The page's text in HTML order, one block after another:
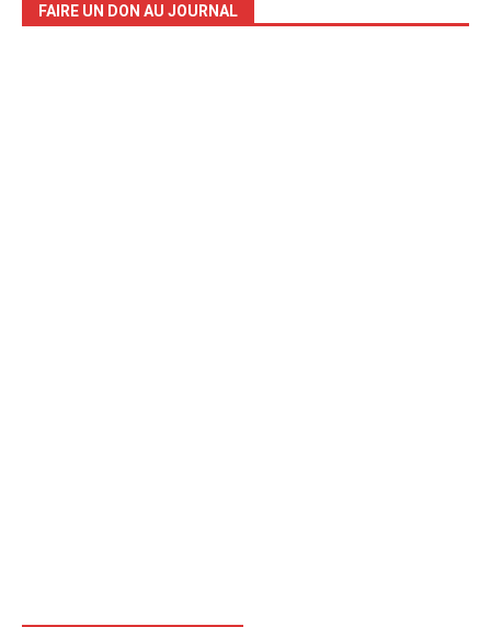
FAIRE UN DON AU JOURNAL